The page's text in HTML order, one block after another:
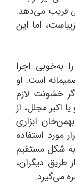
فریب می‌دهد.
اما این
به‌خوبی اجرا
است. او
خشونت لازم
اکبر مجلل، از
ابزاری
مورد استفاده
به شکل مستقیم
طریق دیگران،
می‌گیرد.